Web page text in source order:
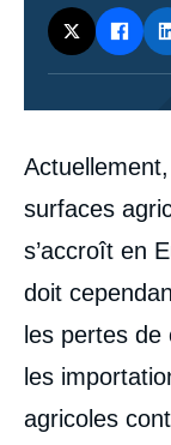
Corps
analyses
surfaces
s’accroît en
doit
les pertes
les
agricoles